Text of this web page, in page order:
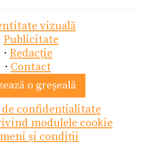
vizuală
Publicitate
· Redacție
· Contact
o greșeală
confidențialitate
modulele cookie
și condiții